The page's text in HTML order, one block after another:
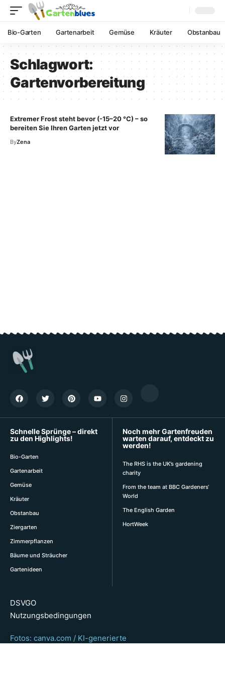
Bio-Garten Gartenarbeit Gemüse Kräuter Obstanbau
Schlagwort:
Gartenvorbereitung
Extremer Frost steht bevor (-15–20 °C) – so
bereiten Sie Ihren Garten jetzt vor
ByZena
Schnelle Sprünge – direkt
zu den Highlights!
Bio-Garten
Gartenarbeit
Gemüse
Kräuter
Obstanbau
Ziergarten
Zimmerpflanzen
Bäume und Sträucher
Gartenideen
Noch mehr Gartenfreuden
warten darauf, entdeckt zu
werden!
The RHS is the UK’s gardening
charity
From the team at BBC Gardeners‘
World
The English Garden
HortWeek
DSVGO
Nutzungsbedingungen
Fotos: canva.com / KI-generierte